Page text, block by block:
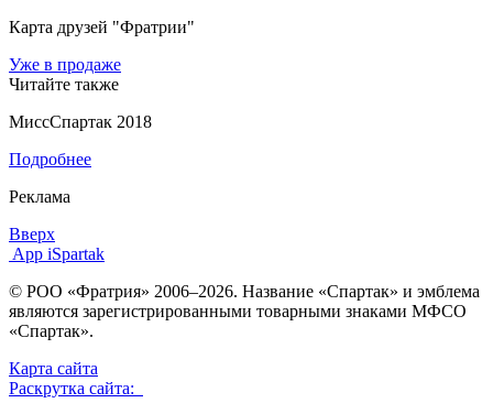
Карта друзей "Фратрии"
Уже в продаже
Читайте также
МиссСпартак 2018
Подробнее
Реклама
Вверх
App iSpartak
© РОО «Фратрия» 2006–2026. Название «Спартак» и эмблема
являются зарегистрированными товарными знаками МФСО
«Спартак».
Карта сайта
Раскрутка сайта: